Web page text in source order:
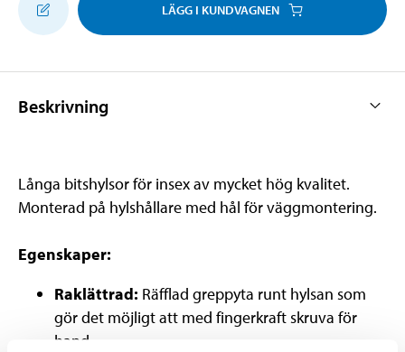
LÄGG I KUNDVAGNEN
Beskrivning
Långa bitshylsor för insex av mycket hög kvalitet.
Monterad på hylshållare med hål för väggmontering.
Egenskaper:
Raklättrad: Räfflad greppyta runt hylsan som
gör det möjligt att med fingerkraft skruva för
hand